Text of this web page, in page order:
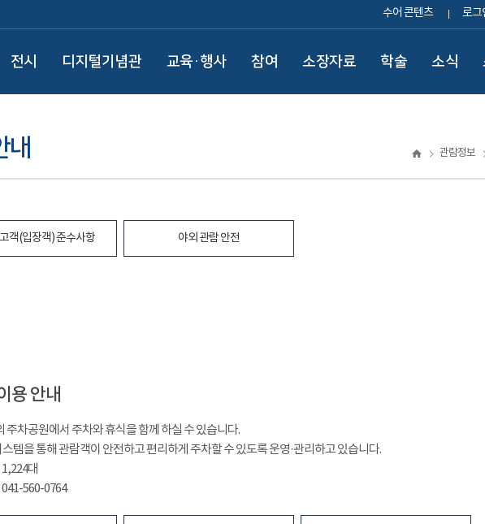
수어 콘텐츠 로그
전시 디지털기념관 교육·행사 참여 소장자료 학술 소식
내 관람정보
객(입장객) 준수사항 야외 관람 안전
용 안내
주차공원에서 주차와 휴식을 함께 하실 수 있습니다.
템을 통해 관람객이 안전하고 편리하게 주차할 수 있도록 운영·관리하고 있습니다.
대
560-0764